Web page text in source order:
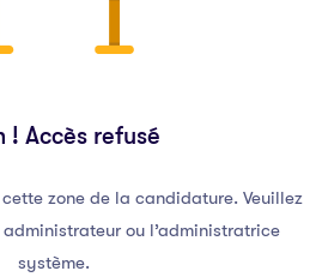
! Accès refusé
cette zone de la candidature. Veuillez
ou l’administratrice
système.